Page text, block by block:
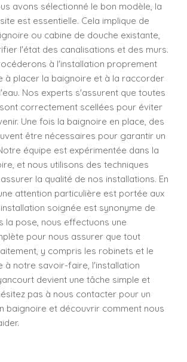
avons sélectionné le bon modèle, la
est essentielle. Cela implique de
ou cabine de douche existante,
l'état des canalisations et des murs.
à l'installation proprement
à placer la baignoire et à la raccorder
Nos experts s'assurent que toutes
correctement scellées pour éviter
Une fois la baignoire en place, des
être nécessaires pour garantir un
équipe est expérimentée dans la
et nous utilisons des techniques
la qualité de nos installations. En
attention particulière est portée aux
soignée est synonyme de
la pose, nous effectuons une
pour nous assurer que tout
y compris les robinets et le
à notre savoir-faire, l'installation
devient une tâche simple et
pas à nous contacter pour un
baignoire et découvrir comment nous